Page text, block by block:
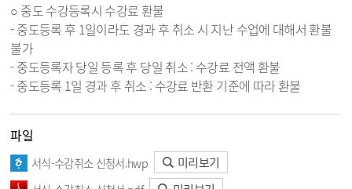
○ 중도 수강등록시 수강료 환불
- 중도등록 후 1일이라도 경과 후 취소 시 지난 수업에 대해서 환불
불가
- 중도등록자 당일 등록 후 당일 취소 : 수강료 전액 환불
- 중도등록 1일 경과 후 취소 : 수강료 반환 기준에 따라 환불
파일
서식-수강취소 신청서.hwp
미리보기